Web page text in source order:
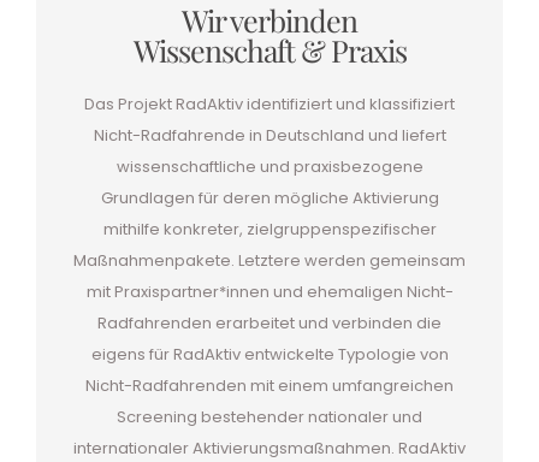
Wir verbinden
Wissenschaft & Praxis
Das Projekt RadAktiv identifiziert und klassifiziert
Nicht-Radfahrende in Deutschland und liefert
wissenschaftliche und praxisbezogene
Grundlagen für deren mögliche Aktivierung
mithilfe konkreter, zielgruppenspezifischer
Maßnahmenpakete. Letztere werden gemeinsam
mit Praxispartner*innen und ehemaligen Nicht-
Radfahrenden erarbeitet und verbinden die
eigens für RadAktiv entwickelte Typologie von
Nicht-Radfahrenden mit einem umfangreichen
Screening bestehender nationaler und
internationaler Aktivierungsmaßnahmen. RadAktiv